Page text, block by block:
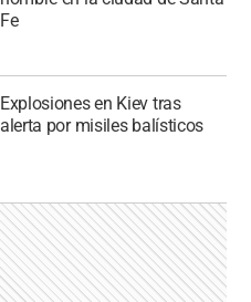
Fe
Explosiones en Kiev tras
alerta por misiles balísticos